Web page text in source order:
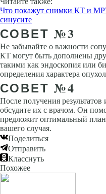
Что покажут снимки КТ и
синусите
СОВЕТ №3
Не забывайте о важности
КТ могут быть дополнены
такими как эндоскопия или
определения характера
СОВЕТ №4
После получения результатов
обсудите их с врачом. Он
предложит оптимальный план
вашего случая.
Поделиться
Отправить
Класснуть
Похожее